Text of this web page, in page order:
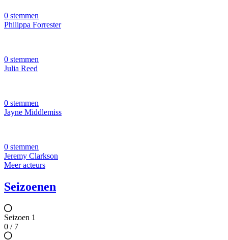
0 stemmen
Philippa Forrester
0 stemmen
Julia Reed
0 stemmen
Jayne Middlemiss
0 stemmen
Jeremy Clarkson
Meer acteurs
Seizoenen
Seizoen 1
0 / 7